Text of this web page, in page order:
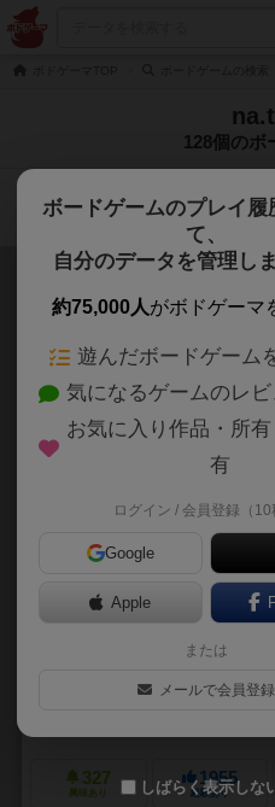
128個のボ
検索
みんなでぽ
Minna de
10分前後
直線と正円だけで表現し、回答者
『みんなでぽんこつペイント』は
『直線』と『正円』だけで表現す
長谷川 登鯉（Tori Hasegawa）
ホ
327
興味あり
1955
経験あり
ボードゲームのプレイ履
て、
自分のデータを管理し
約75,000人がボドゲーマ
遊んだボードゲーム
気になるゲームのレ
お気に入り作品・所
有
ログイン / 会員登録（10
Google
Apple
または
メールで会員登録
しばらく表示しな